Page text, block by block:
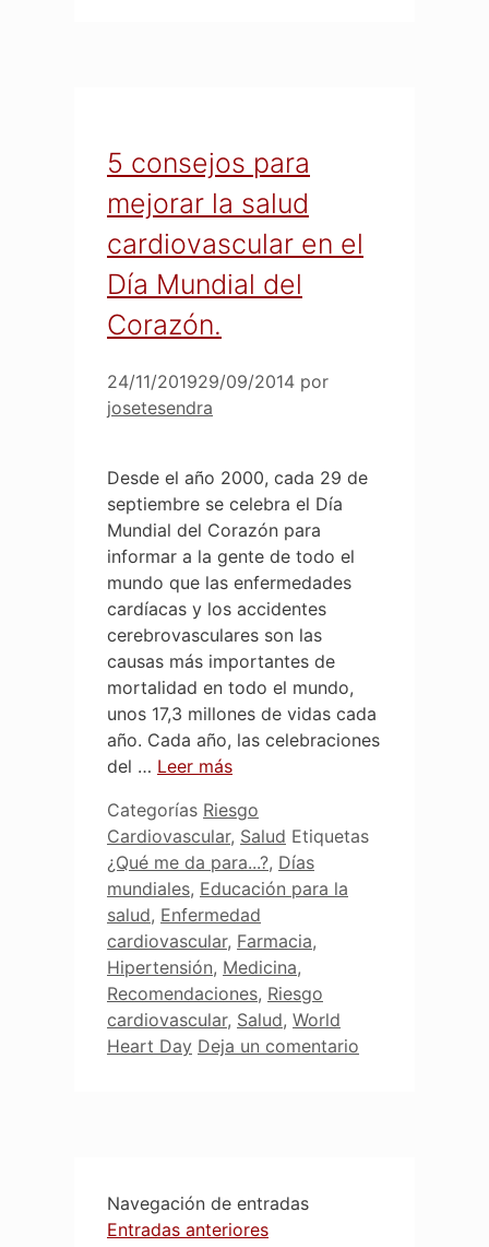
5 consejos para
mejorar la salud
cardiovascular en el
Día Mundial del
Corazón.
24/11/201929/09/2014 por
josetesendra
Desde el año 2000, cada 29 de
septiembre se celebra el Día
Mundial del Corazón para
informar a la gente de todo el
mundo que las enfermedades
cardíacas y los accidentes
cerebrovasculares son las
causas más importantes de
mortalidad en todo el mundo,
unos 17,3 millones de vidas cada
año. Cada año, las celebraciones
del … Leer más
Categorías Riesgo
Cardiovascular, Salud Etiquetas
¿Qué me da para...?, Días
mundiales, Educación para la
salud, Enfermedad
cardiovascular, Farmacia,
Hipertensión, Medicina,
Recomendaciones, Riesgo
cardiovascular, Salud, World
Heart Day Deja un comentario
Navegación de entradas
Entradas anteriores